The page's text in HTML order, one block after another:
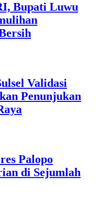
Bupati Luwu
Validasi
Penunjukan
Palopo
di Sejumlah